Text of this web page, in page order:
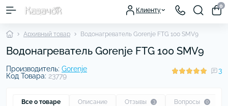
Клиенту
0
Архивный товар Водонагреватель Gorenje FTG 100 SMV9
Водонагреватель Gorenje FTG 100 SMV9
Производитель: Gorenje
Код Товара: 23779
3
Все о товаре Описание Отзывы 3 Вопросы 0